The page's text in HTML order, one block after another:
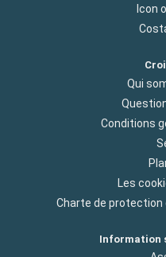
Icon
Qui
Conditions
Les
Charte de protection
Information